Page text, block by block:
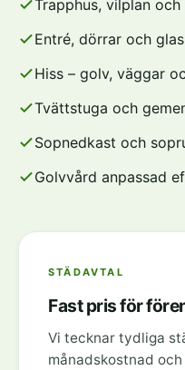
Trapphus, vilplan
Entré, dörrar och
Hiss – golv, väggar
Tvättstuga och
Sopnedkast och
Golvvård anpassad
STÄDAVTAL
Fast pris för
Vi tecknar tydliga
månadskostnad